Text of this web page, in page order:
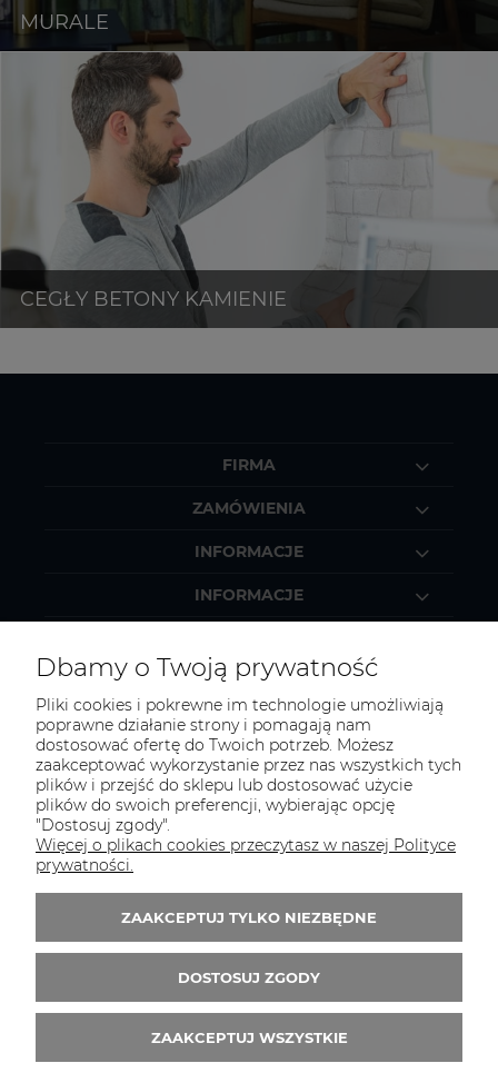
FIRMA
ZAMÓWIENIA
INFORMACJE
INFORMACJE
KONTAKT
Zapraszamy do kontaktu:
telefonicznie od 11:00 do 16:00
lub
Tel.:
52 344 48 53
E-mail:sklep@studiotapet.pl
Dbamy o Twoją prywatność
Pliki cookies i pokrewne im technologie umożliwiają
poprawne działanie strony i pomagają nam
dostosować ofertę do Twoich potrzeb. Możesz
zaakceptować wykorzystanie przez nas wszystkich tych
plików i przejść do sklepu lub dostosować użycie
plików do swoich preferencji, wybierając opcję
"Dostosuj zgody".
Więcej o plikach cookies przeczytasz w naszej Polityce
prywatności.
ZAAKCEPTUJ TYLKO NIEZBĘDNE
DOSTOSUJ ZGODY
ZAAKCEPTUJ WSZYSTKIE